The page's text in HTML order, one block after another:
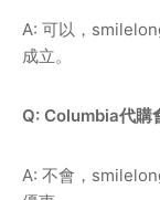
A: 可以，
成立。
Q: Columbia代購
A: 不會，